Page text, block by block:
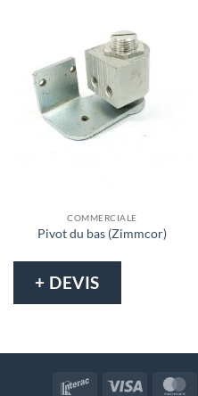
COMMERCIALE
Pivot du bas (Zimmcor)
+ DEVIS
Interac Visa